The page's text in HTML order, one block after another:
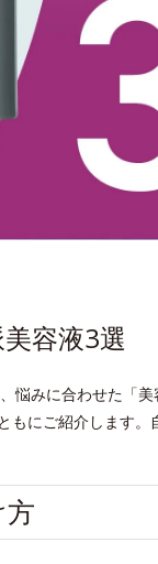
容液3選
悩みに合わせた「
もにご紹介します